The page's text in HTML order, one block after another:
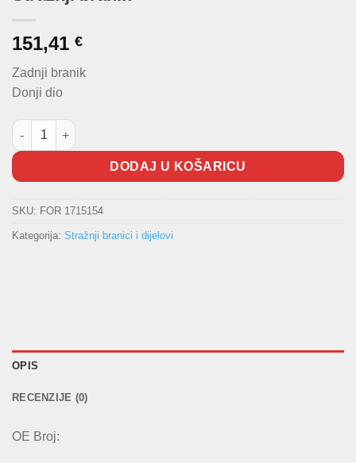
151,41 €
Zadnji branik
Donji dio
Stražnji branik količina
DODAJ U KOŠARICU
SKU: FOR 1715154
Kategorija: Stražnji branici i dijelovi
OPIS
RECENZIJE (0)
OE Broj: